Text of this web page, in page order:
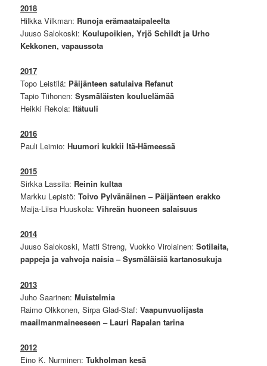
2018
Hilkka Vilkman: Runoja erämaataipaleelta
Juuso Salokoski: Koulupoikien, Yrjö Schildt ja Urho
Kekkonen, vapaussota
2017
Topo Leistilä: Päijänteen satulaiva Refanut
Tapio Tiihonen:Sysmäläisten kouluelämää
Heikki Rekola:Itätuuli
2016
Pauli Leimio:Huumori kukkii Itä-Hämeessä
2015
Sirkka Lassila: Reinin kultaa
Markku Lepistö:Toivo Pylvänäinen – Päijänteen erakko
Maija-Liisa Huuskola:Vihreän huoneen salaisuus
2014
Juuso Salokoski, Matti Streng, Vuokko Virolainen:Sotilaita,
pappeja ja vahvoja naisia – Sysmäläisiä kartanosukuja
2013
Juho Saarinen:Muistelmia
Raimo Olkkonen, Sirpa Glad-Staf:Vaapunvuolijasta
maailmanmaineeseen – Lauri Rapalan tarina
2012
Eino K. Nurminen:Tukholman kesä